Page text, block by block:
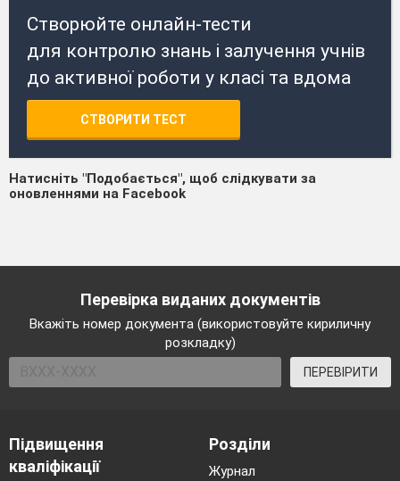
Створюйте онлайн-тести
для контролю знань і залучення учнів
до активної роботи у класі та вдома
СТВОРИТИ ТЕСТ
Натисніть "Подобається", щоб слідкувати за
оновленнями на Facebook
Перевірка виданих документів
Вкажіть номер документа (використовуйте кириличну
розкладку)
ПЕРЕВІРИТИ
Підвищення
кваліфікації
Розділи
Журнал